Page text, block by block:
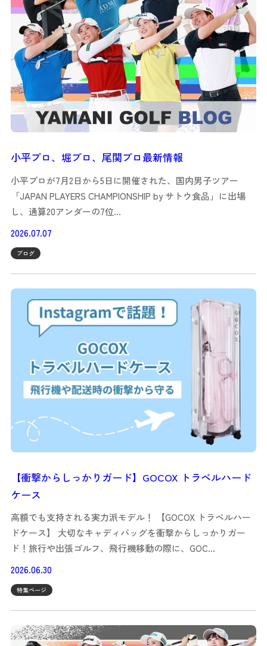
小平プロ、堀プロ、尾関プロ最新情報
小平プロが7月2日から5日に開催された、国内男子ツアー
「JAPAN PLAYERS CHAMPIONSHIP by サトウ食品」に出場
し、通算20アンダーの7位…
2026.07.07
ブログ
【衝撃からしっかりガード】GOCOX トラベルハード
ケース
高額でも支持される実力派モデル！ 【GOCOX トラベルハー
ドケース】 大切なキャディバッグを衝撃からしっかりガー
ド！旅行や出張ゴルフ、飛行機移動の際に、GOC…
2026.06.30
特集ページ